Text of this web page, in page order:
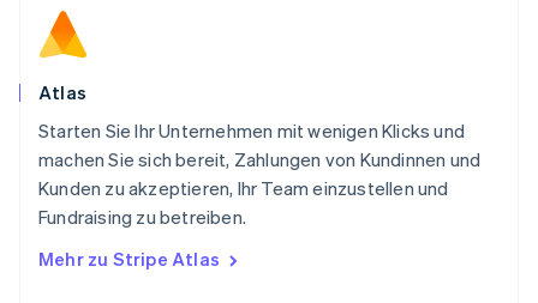
Atlas
Starten Sie Ihr Unternehmen mit wenigen Klicks und
machen Sie sich bereit, Zahlungen von Kundinnen und
Kunden zu akzeptieren, Ihr Team einzustellen und
Fundraising zu betreiben.
Mehr zu Stripe Atlas
English
Schweden
Svenska
Deutsch FrançaisItalianoEnglish
Singapur
English简体中文
Slowakei
Slowenien